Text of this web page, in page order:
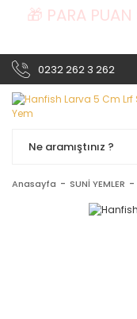
🎁 PARA
0232 262 3 262
Anasayfa SUNİ YEMLER